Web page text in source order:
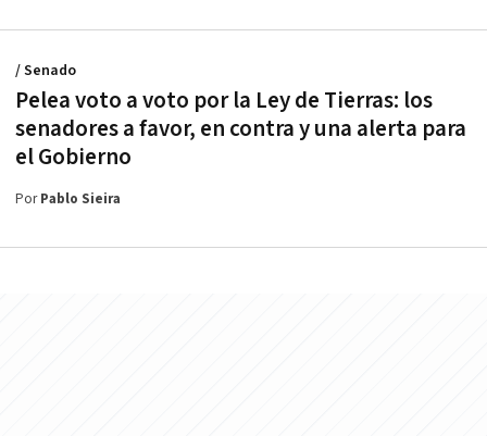
Pelea voto a voto por la Ley de Tierras: los
senadores a favor, en contra y una alerta para
el Gobierno
/ Senado
PorPablo Sieira